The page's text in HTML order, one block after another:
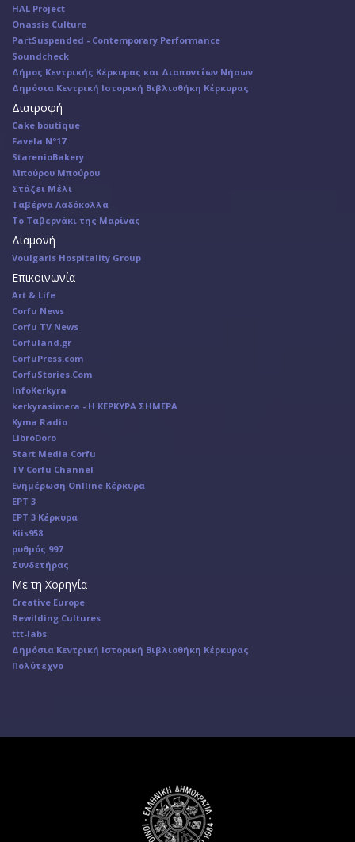
HAL Project
Onassis Culture
PartSuspended - Contemporary Performance
Soundcheck
Δήμος Κεντρικής Κέρκυρας και Διαποντίων Νήσων
Δημόσια Κεντρική Ιστορική Βιβλιοθήκη Κέρκυρας
Διατροφή
Cake boutique
Favela Nº17
StarenioBakery
Μπούρου Μπούρου
Στάζει Μέλι
Ταβέρνα Λαδόκολλα
Το Ταβερνάκι της Μαρίνας
Διαμονή
Voulgaris Hospitality Group
Επικοινωνία
Art & Life
Corfu News
Corfu TV News
Corfuland.gr
CorfuPress.com
CorfuStories.Com
InfoKerkyra
kerkyrasimera - Η ΚΕΡΚΥΡΑ ΣΗΜΕΡΑ
Kyma Radio
LibroDoro
Start Media Corfu
TV Corfu Channel
Ενημέρωση Onlline Κέρκυρα
ΕΡΤ 3
ΕΡΤ 3 Κέρκυρα
Κiis958
ρυθμός 997
Συνδετήρας
Με τη Χορηγία
Creative Europe
Rewilding Cultures
ttt-labs
Δημόσια Κεντρική Ιστορική Βιβλιοθήκη Κέρκυρας
Πολύτεχνο